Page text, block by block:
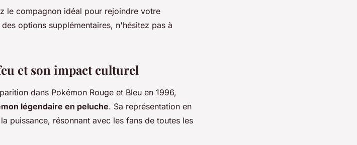
le compagnon idéal pour rejoindre votre
options supplémentaires, n'hésitez pas à
et son impact culturel
dans Pokémon Rouge et Bleu en 1996,
légendaire en peluche. Sa représentation en
puissance, résonnant avec les fans de toutes les